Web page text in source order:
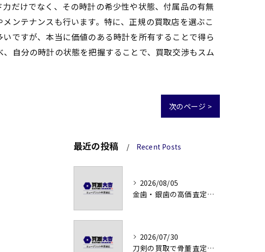
だけでなく、その時計の希少性や状態、付属品の有無
ンテナンスも行います。特に、正規の買取店を選ぶこ
ですが、本当に価値のある時計を所有することで得ら
自分の時計の状態を把握することで、買取交渉もスム
次のページ >
最近の投稿 Recent Posts
2026/08/05
金歯・銀歯の高価査定法徹底解説
2026/07/30
刀剣の買取で骨董査定の注意点